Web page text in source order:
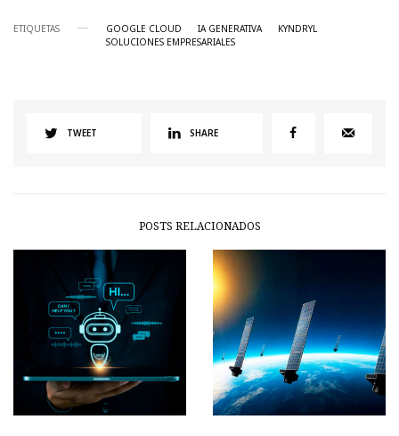
ETIQUETAS GOOGLE CLOUD IA GENERATIVA
KYNDRYL
SOLUCIONES EMPRESARIALES
TWEET SHARE
POSTS RELACIONADOS